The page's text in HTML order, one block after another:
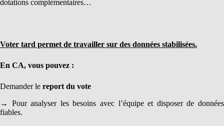
dotations complémentaires…
Voter tard permet de travailler sur des données stabilisées.
En CA, vous pouvez :
Demander le report du vote
→ Pour analyser les besoins avec l’équipe et disposer de données
fiables.